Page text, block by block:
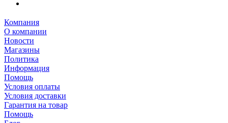
Компания
О компании
Новости
Магазины
Политика
Информация
Помощь
Условия оплаты
Условия доставки
Гарантия на товар
Помощь